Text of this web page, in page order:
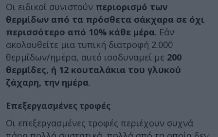
Οι ειδικοί συνιστούν περιορισμό των
θερμίδων από τα πρόσθετα σάκχαρα σε όχι
περισσότερο από 10% κάθε μέρα. Εάν
ακολουθείτε μια τυπική διατροφή 2.000
θερμίδων/ημέρα, αυτό ισοδυναμεί με 200
θερμίδες, ή 12 κουταλάκια του γλυκού
ζάχαρη, την ημέρα.
Επεξεργασμένες τροφές
Οι επεξεργασμένες τροφές περιέχουν συχνά